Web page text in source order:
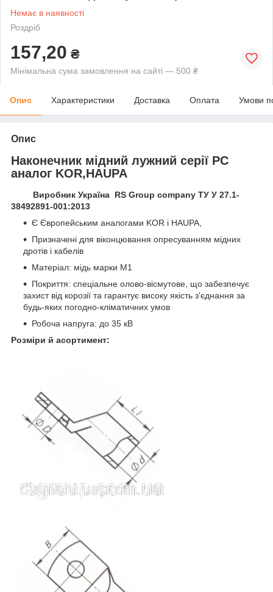
Немає в наявності
Роздріб
157,20 ₴
Мінімальна сума замовлення на сайті — 500 ₴
Опис Характеристики Доставка Оплата Умови
Опис
Наконечник мідний лужний серії РС
аналог KOR,HAUPA
Виробник Україна RS Group company ТУ У 27.1-
38492891-001:2013
Є Європейським аналогами KOR і HAUPA,
Призначені для віконцювання опресуванням мідних
дротів і кабелів
Матеріал: мідь марки М1
Покриття: спеціальне олово-вісмутове, що забезпечує
захист від корозії та гарантує високу якість з'єднання за
будь-яких погодно-кліматичних умов
Робоча напруга: до 35 кВ
Розміри й асортимент: